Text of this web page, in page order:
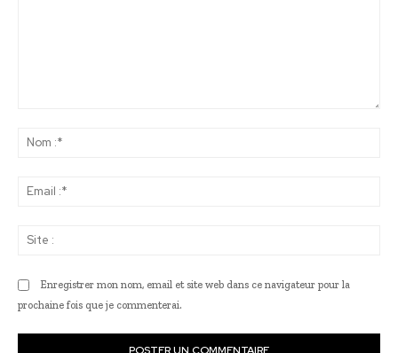
Enregistrer mon nom, email et site web dans ce navigateur pour la
prochaine fois que je commenterai.